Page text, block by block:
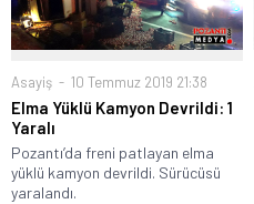
Asayiş 10 Temmuz 2019 21:38
Elma Yüklü Kamyon Devrildi: 1
Yaralı
Pozantı’da freni patlayan elma
yüklü kamyon devrildi. Sürücüsü
yaralandı.